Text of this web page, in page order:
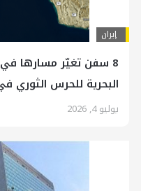
إيران
8 سفن تغيّر مسارها
البحرية للحرس الثوري
يوليو 4, 2026